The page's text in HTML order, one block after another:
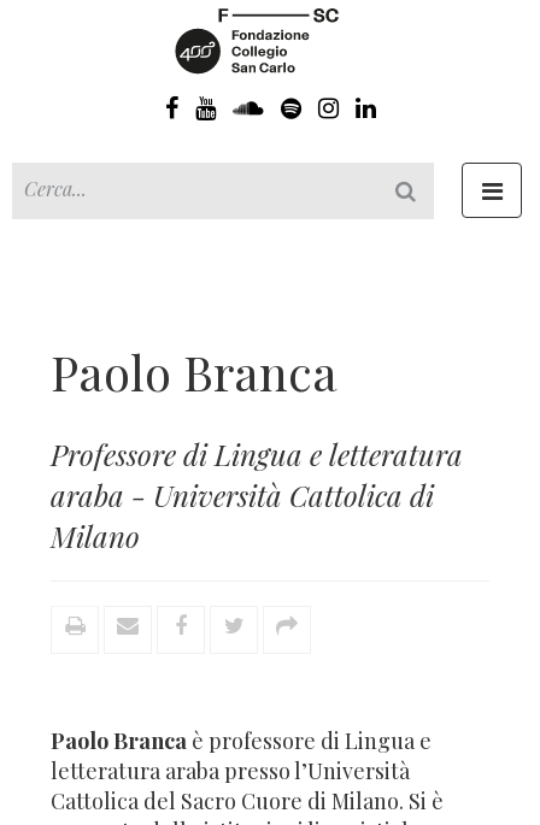
Paolo Branca
Professore di Lingua e letteratura
araba - Università Cattolica di
Milano
Paolo Branca è professore di Lingua e
letteratura araba presso l’Università
Cattolica del Sacro Cuore di Milano. Si è